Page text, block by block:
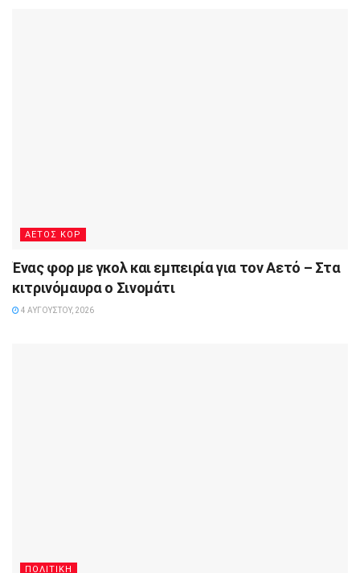
ΑΕΤΟΣ ΚΟΡ
Ένας φορ με γκολ και εμπειρία για τον Αετό – Στα
κιτρινόμαυρα ο Σινομάτι
4 ΑΥΓΟΎΣΤΟΥ, 2026
ΠΟΛΙΤΙΚΗ